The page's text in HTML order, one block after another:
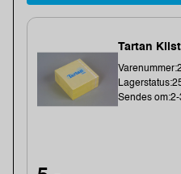
Tartan
Sendes